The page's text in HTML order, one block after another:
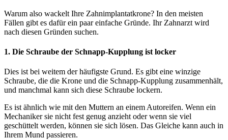
Warum also wackelt Ihre Zahnimplantatkrone? In den meisten
Fällen gibt es dafür ein paar einfache Gründe. Ihr Zahnarzt wird
nach diesen Gründen suchen.
1. Die Schraube der Schnapp-Kupplung ist locker
Dies ist bei weitem der häufigste Grund. Es gibt eine winzige
Schraube, die die Krone und die Schnapp-Kupplung zusammenhält,
und manchmal kann sich diese Schraube lockern.
Es ist ähnlich wie mit den Muttern an einem Autoreifen. Wenn ein
Mechaniker sie nicht fest genug anzieht oder wenn sie viel
geschüttelt werden, können sie sich lösen. Das Gleiche kann auch in
Ihrem Mund passieren.